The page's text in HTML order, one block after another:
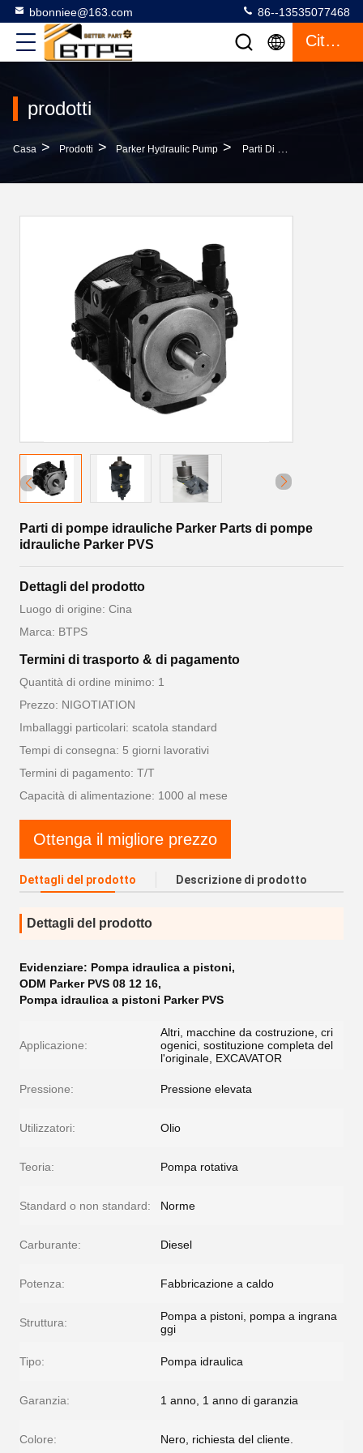
bbonniee@163.com 86--13535077468
Citazione
prodotti
Casa > Prodotti > Parker Hydraulic Pump > Parti Di Pompe Idrauliche Parker Parts Di Pompe Idrauliche Parker PVS
Parti di pompe idrauliche Parker Parts di pompe
idrauliche Parker PVS
Dettagli del prodotto
Luogo di origine: Cina
Marca: BTPS
Termini di trasporto & di pagamento
Quantità di ordine minimo: 1
Prezzo: NIGOTIATION
Imballaggi particolari: scatola standard
Tempi di consegna: 5 giorni lavorativi
Termini di pagamento: T/T
Capacità di alimentazione: 1000 al mese
Ottenga il migliore prezzo
Dettagli del prodotto Descrizione di prodotto
Dettagli del prodotto
Evidenziare: Pompa idraulica a pistoni,
ODM Parker PVS 08 12 16,
Pompa idraulica a pistoni Parker PVS
Applicazione:
Altri, macchine da costruzione, cri
ogenici, sostituzione completa del
l'originale, EXCAVATOR
Pressione: Pressione elevata
Utilizzatori: Olio
Teoria: Pompa rotativa
Standard o non standard: Norme
Carburante: Diesel
Potenza: Fabbricazione a caldo
Struttura:
Pompa a pistoni, pompa a ingrana
ggi
Tipo: Pompa idraulica
Garanzia: 1 anno, 1 anno di garanzia
Colore: Nero, richiesta del cliente.